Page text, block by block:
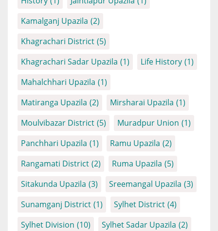
Kamalganj Upazila (2)
Khagrachari District (5)
Khagrachari Sadar Upazila (1) Life History (1)
Mahalchhari Upazila (1)
Matiranga Upazila (2) Mirsharai Upazila (1)
Moulvibazar District (5) Muradpur Union (1)
Panchhari Upazila (1) Ramu Upazila (2)
Rangamati District (2) Ruma Upazila (5)
Sitakunda Upazila (3) Sreemangal Upazila (3)
Sunamganj District (1) Sylhet District (4)
Sylhet Division (10) Sylhet Sadar Upazila (2)